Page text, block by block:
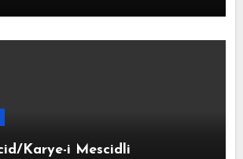
Karye-i Mescidli